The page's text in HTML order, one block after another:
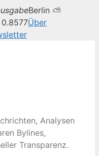
Berlin ⛅
0.8577Über
Analysen
Bylines,
Transparenz.